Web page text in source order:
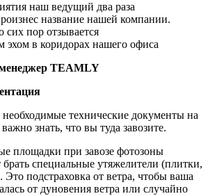
наш ведущий два раза
название нашей компании.
пор отзывается
эхом в коридорах нашего офиса
TEAMLY
технические документы на
знать, что вы туда завозите.
площадки при завозе фотозоны
специальные утяжелители (плитки,
Это подстраховка от ветра, чтобы ваша
от дуновения ветра или случайно